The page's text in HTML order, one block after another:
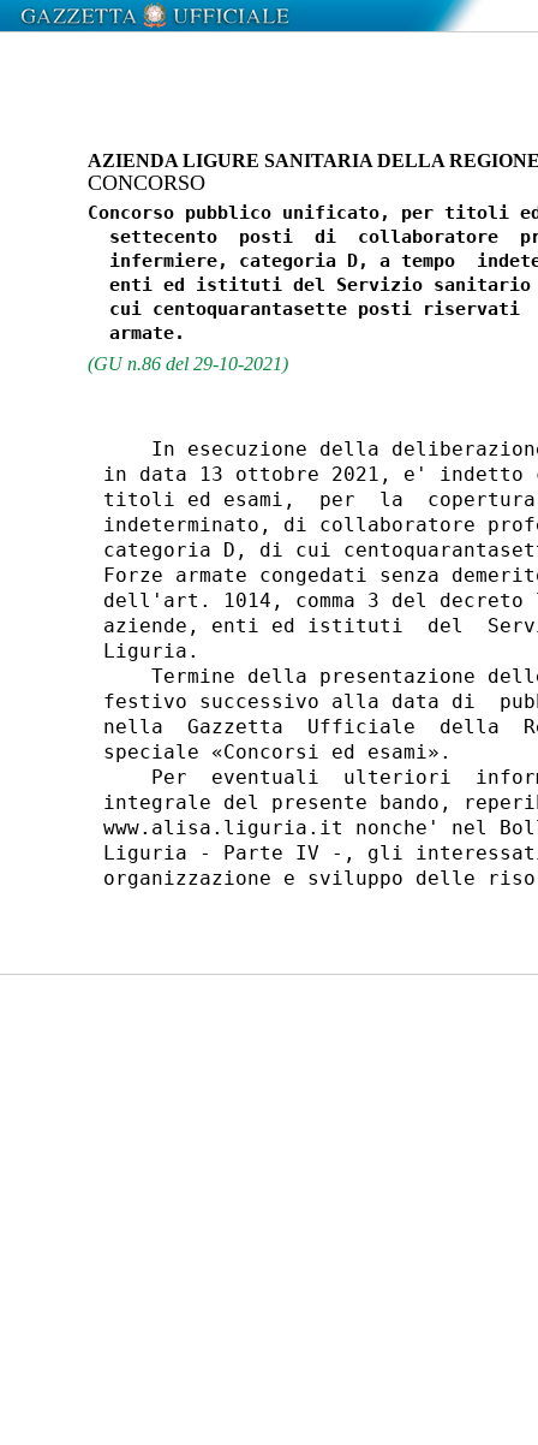
AZIENDA LIGURE SANITARIA DELLA
CONCORSO
Concorso pubblico unificato, per titoli
settecento  posti  di  collaboratore
infermiere, categoria D, a tempo
enti ed istituti del Servizio
cui centoquarantasette posti riservati
(GU n.86 del 29-10-2021)
In esecuzione della
in data 13 ottobre 2021, e' indetto
titoli ed esami,  per  la
indeterminato, di collaboratore
categoria D, di cui
Forze armate congedati senza
dell'art. 1014, comma 3 del
aziende, enti ed istituti  del
Liguria.
Termine della presentazione
festivo successivo alla data di
nella  Gazzetta  Ufficiale  della
speciale «Concorsi ed esami».
Per  eventuali  ulteriori
integrale del presente bando,
www.alisa.liguria.it nonche' nel
Liguria - Parte IV -, gli
organizzazione e sviluppo delle